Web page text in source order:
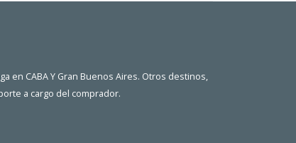
en CABA Y Gran Buenos Aires. Otros destinos,
a cargo del comprador.